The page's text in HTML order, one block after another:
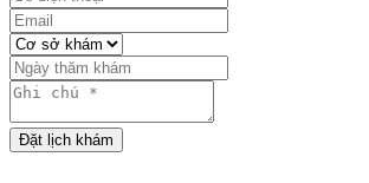
Đặt lịch khám